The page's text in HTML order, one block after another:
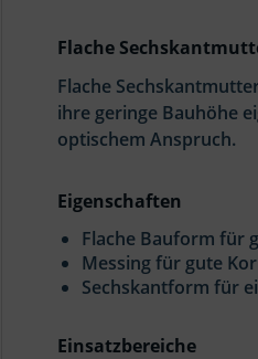
Flache
Flache
ihre geringe Bauhöhe
optischem Anspruch.
Eigenschaften
Flache Bauform für
Messing für gute
Sechskantform für
Einsatzbereiche